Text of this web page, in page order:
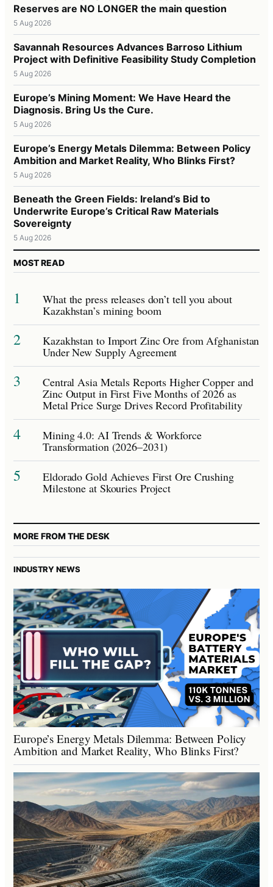
Reserves are NO LONGER the main question
5 Aug 2026
Savannah Resources Advances Barroso Lithium
Project with Definitive Feasibility Study Completion
5 Aug 2026
Europe’s Mining Moment: We Have Heard the
Diagnosis. Bring Us the Cure.
5 Aug 2026
Europe’s Energy Metals Dilemma: Between Policy
Ambition and Market Reality, Who Blinks First?
5 Aug 2026
Beneath the Green Fields: Ireland’s Bid to
Underwrite Europe’s Critical Raw Materials
Sovereignty
5 Aug 2026
MOST READ
1 What the press releases don’t tell you about
Kazakhstan’s mining boom
2 Kazakhstan to Import Zinc Ore from Afghanistan
Under New Supply Agreement
3 Central Asia Metals Reports Higher Copper and
Zinc Output in First Five Months of 2026 as
Metal Price Surge Drives Record Profitability
4 Mining 4.0: AI Trends & Workforce
Transformation (2026–2031)
5 Eldorado Gold Achieves First Ore Crushing
Milestone at Skouries Project
MORE FROM THE DESK
INDUSTRY NEWS
Europe’s Energy Metals Dilemma: Between Policy
Ambition and Market Reality, Who Blinks First?